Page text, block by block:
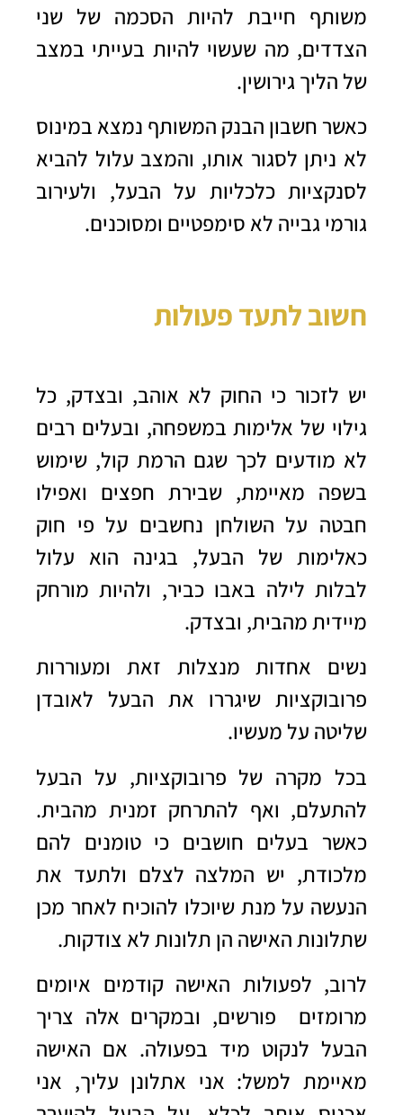
משותף חייבת להיות הסכמה של שני
הצדדים, מה שעשוי להיות בעייתי במצב
של הליך גירושין.
כאשר חשבון הבנק המשותף נמצא במינוס
לא ניתן לסגור אותו, והמצב עלול להביא
לסנקציות כלכליות על הבעל, ולעירוב
גורמי גבייה לא סימפטיים ומסוכנים.
חשוב לתעד פעולות
יש לזכור כי החוק לא אוהב, ובצדק, כל
גילוי של אלימות במשפחה, ובעלים רבים
לא מודעים לכך שגם הרמת קול, שימוש
בשפה מאיימת, שבירת חפצים ואפילו
חבטה על השולחן נחשבים על פי חוק
כאלימות של הבעל, בגינה הוא עלול
לבלות לילה באבו כביר, ולהיות מורחק
מיידית מהבית, ובצדק.
נשים אחדות מנצלות זאת ומעוררות
פרובוקציות שיגררו את הבעל לאובדן
שליטה על מעשיו.
בכל מקרה של פרובוקציות, על הבעל
להתעלם, ואף להתרחק זמנית מהבית.
כאשר בעלים חושבים כי טומנים להם
מלכודת, יש המלצה לצלם ולתעד את
הנעשה על מנת שיוכלו להוכיח לאחר מכן
שתלונות האישה הן תלונות לא צודקות.
לרוב, לפעולות האישה קודמים איומים
מרומזים פורשים, ובמקרים אלה צריך
הבעל לנקוט מיד בפעולה. אם האישה
מאיימת למשל: אני אתלונן עליך, אני